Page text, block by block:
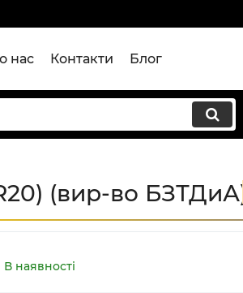
нас Контакти Блог
(вир-во БЗТДиА)
В наявності